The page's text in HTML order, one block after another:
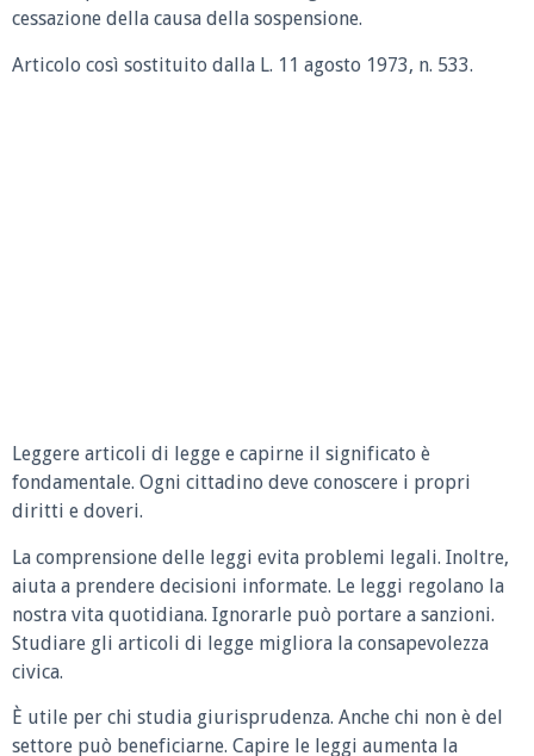
cessazione della causa della sospensione.
Articolo così sostituito dalla L. 11 agosto 1973, n. 533.
Leggere articoli di legge e capirne il significato è
fondamentale. Ogni cittadino deve conoscere i propri
diritti e doveri.
La comprensione delle leggi evita problemi legali. Inoltre,
aiuta a prendere decisioni informate. Le leggi regolano la
nostra vita quotidiana. Ignorarle può portare a sanzioni.
Studiare gli articoli di legge migliora la consapevolezza
civica.
È utile per chi studia giurisprudenza. Anche chi non è del
settore può beneficiarne. Capire le leggi aumenta la